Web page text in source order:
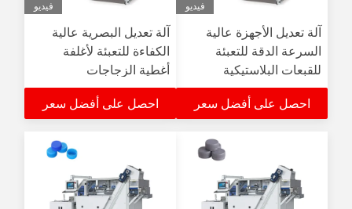
فيديو
آلة تعديل الأجهزة عالية
السرعة الدقة للتعبئة
للقبعات البلاستيكية
احصل على أفضل سعر
فيديو
آلة تعديل البصرية عالية
الكفاءة للتعبئة لأغلفة
أغطية الزجاجات
البلاستيكية
احصل على أفضل سعر